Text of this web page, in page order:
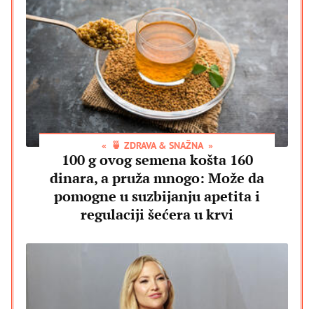
🍵 ZDRAVA & SNAŽNA
100 g ovog semena košta 160
dinara, a pruža mnogo: Može da
pomogne u suzbijanju apetita i
regulaciji šećera u krvi